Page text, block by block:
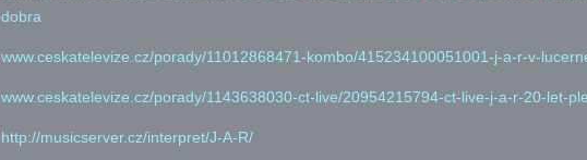
dobra
www.ceskatelevize.cz/porady/11012868471-kombo/415234100051001-j-a-r-v-
www.ceskatelevize.cz/porady/1143638030-ct-live/20954215794-ct-live-j-a-r-20-let-
http://musicserver.cz/interpret/J-A-R/